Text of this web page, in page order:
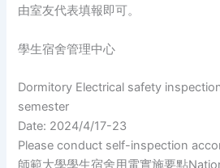
由室友代表填報即可。
學生宿舍管理中心
Dormitory Electrical safety
semester
Date: 2024/4/17-23
Please conduct self-inspection
師範大學學生宿舍用電實施要點